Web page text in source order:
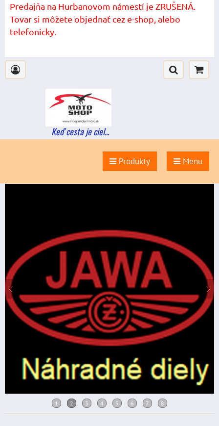
Predajňa na Hurbanovom námestí je ZRUŠENÁ.
Tovar si môžete objednať cez e-shop, alebo
telefonicky.
Keď cesta je ciel...
Produkty Menu